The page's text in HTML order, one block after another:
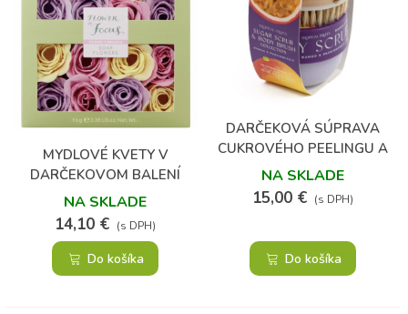
MYDLOVÉ KVETY V
DARČEKOVOM BALENÍ
NA SKLADE
14,10 € (s DPH)
Do košíka
DARČEKOVÁ SÚPRAVA
CUKROVÉHO PEELINGU A
KEFKY – MANGO &
PASSIONFRUIT
NA SKLADE
15,00 € (s DPH)
Do košíka